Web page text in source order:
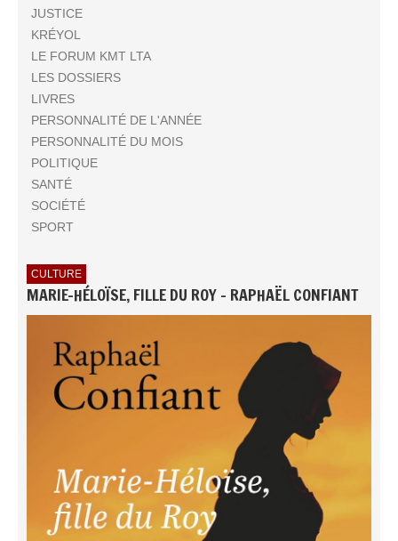
JUSTICE
KRÉYOL
LE FORUM KMT LTA
LES DOSSIERS
LIVRES
PERSONNALITÉ DE L'ANNÉE
PERSONNALITÉ DU MOIS
POLITIQUE
SANTÉ
SOCIÉTÉ
SPORT
CULTURE
MARIE-HÉLOÏSE, FILLE DU ROY - RAPHAËL CONFIANT